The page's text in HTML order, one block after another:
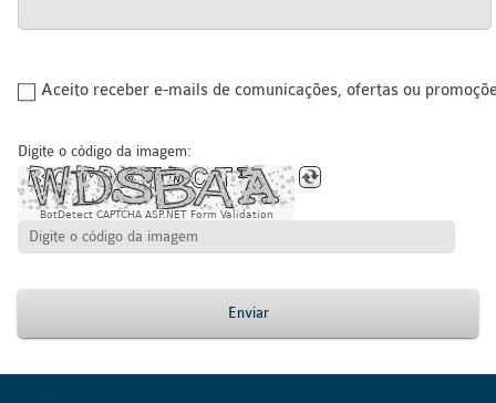
Aceito receber e-mails de comunicações, ofertas ou
Digite o código da imagem:
BotDetect CAPTCHA ASP.NET Form Validation
Enviar